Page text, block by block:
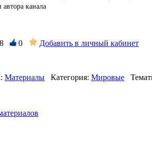
канала
0 Добавить в личный кабинет
Материалы Категория: Мировые